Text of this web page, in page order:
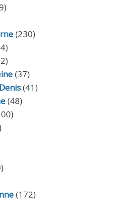
(230)
(37)
(41)
(48)
(172)